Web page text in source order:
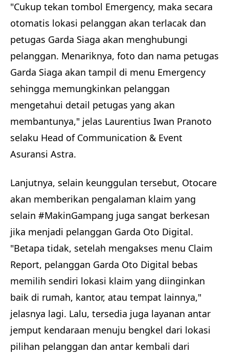
"Cukup tekan tombol Emergency, maka secara
otomatis lokasi pelanggan akan terlacak dan
petugas Garda Siaga akan menghubungi
pelanggan. Menariknya, foto dan nama petugas
Garda Siaga akan tampil di menu Emergency
sehingga memungkinkan pelanggan
mengetahui detail petugas yang akan
membantunya," jelas Laurentius Iwan Pranoto
selaku Head of Communication & Event
Asuransi Astra.
Lanjutnya, selain keunggulan tersebut, Otocare
akan memberikan pengalaman klaim yang
selain #MakinGampang juga sangat berkesan
jika menjadi pelanggan Garda Oto Digital.
"Betapa tidak, setelah mengakses menu Claim
Report, pelanggan Garda Oto Digital bebas
memilih sendiri lokasi klaim yang diinginkan
baik di rumah, kantor, atau tempat lainnya,"
jelasnya lagi. Lalu, tersedia juga layanan antar
jemput kendaraan menuju bengkel dari lokasi
pilihan pelanggan dan antar kembali dari